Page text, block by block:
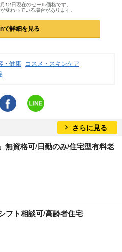
12日現在のセール価格です。
変わっている場合があります。
で詳細を見る
・健康 コスメ・スキンケア
さらに見る
無資格可/日勤のみ/住宅型有料老
フト相談可/高齢者住宅